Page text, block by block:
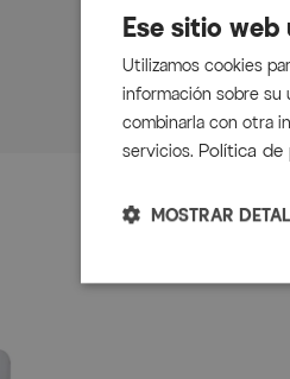
Ese sitio
Utilizamos cookies
información sobre su
combinarla con otra
servicios. Política de
MOSTRAR